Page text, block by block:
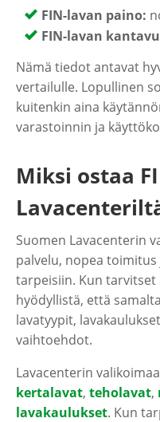
FIN-lavan paino:
FIN-lavan
Nämä tiedot antavat
vertailulle. Lopullinen
kuitenkin aina
varastoinnin ja
Miksi ostaa
Suomen Lavacenterin
palvelu, nopea
tarpeisiin. Kun tarvitset
hyödyllistä, että
lavatyypit,
vaihtoehdot.
Lavacenterin
kertalavat, teholavat,
lavakaulukset. Kun